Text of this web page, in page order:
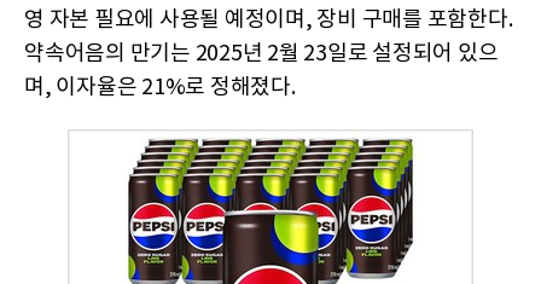
영 자본 필요에 사용될 예정이며, 장비 구매를 포함한다.
약속어음의 만기는 2025년 2월 23일로 설정되어 있으
며, 이자율은 21%로 정해졌다.